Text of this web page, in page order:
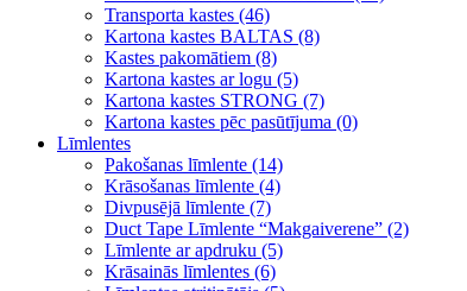
Transporta kastes (46)
Kartona kastes BALTAS (8)
Kastes pakomātiem (8)
Kartona kastes ar logu (5)
Kartona kastes STRONG (7)
Kartona kastes pēc pasūtījuma (0)
Līmlentes
Pakošanas līmlente (14)
Krāsošanas līmlente (4)
Divpusējā līmlente (7)
Duct Tape Līmlente “Makgaiverene” (2)
Līmlente ar apdruku (5)
Krāsainās līmlentes (6)